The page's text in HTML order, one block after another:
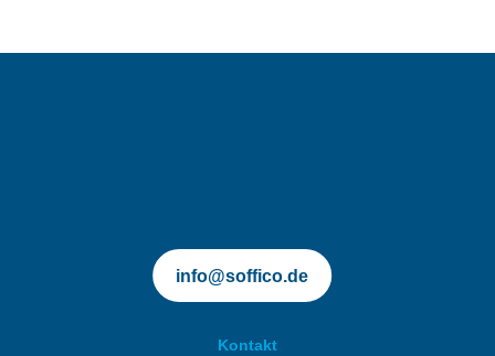
info@soffico.de
Kontakt